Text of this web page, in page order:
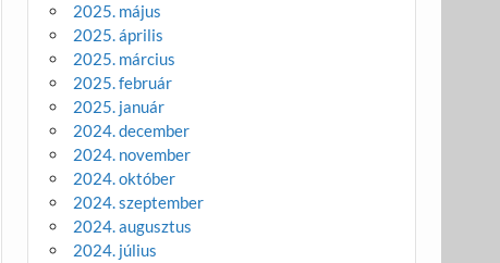
2025. május
2025. április
2025. március
2025. február
2025. január
2024. december
2024. november
2024. október
2024. szeptember
2024. augusztus
2024. július